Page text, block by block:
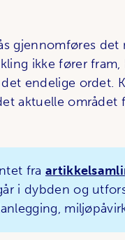
gjennomføres
ikke fører
endelige ordet.
aktuelle
fra
i dybden og